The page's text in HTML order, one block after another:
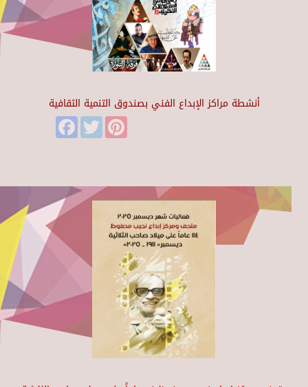
أنشطة مراكز الإبداع الفني بصندوق التنمية الثقافية
FacebookTwitter